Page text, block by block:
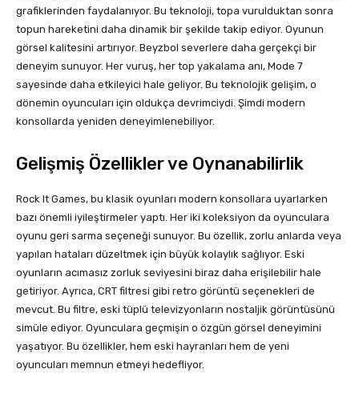
grafiklerinden faydalanıyor. Bu teknoloji, topa vurulduktan sonra
topun hareketini daha dinamik bir şekilde takip ediyor. Oyunun
görsel kalitesini artırıyor. Beyzbol severlere daha gerçekçi bir
deneyim sunuyor. Her vuruş, her top yakalama anı, Mode 7
sayesinde daha etkileyici hale geliyor. Bu teknolojik gelişim, o
dönemin oyuncuları için oldukça devrimciydi. Şimdi modern
konsollarda yeniden deneyimlenebiliyor.
Gelişmiş Özellikler ve Oynanabilirlik
Rock It Games, bu klasik oyunları modern konsollara uyarlarken
bazı önemli iyileştirmeler yaptı. Her iki koleksiyon da oyunculara
oyunu geri sarma seçeneği sunuyor. Bu özellik, zorlu anlarda veya
yapılan hataları düzeltmek için büyük kolaylık sağlıyor. Eski
oyunların acımasız zorluk seviyesini biraz daha erişilebilir hale
getiriyor. Ayrıca, CRT filtresi gibi retro görüntü seçenekleri de
mevcut. Bu filtre, eski tüplü televizyonların nostaljik görüntüsünü
simüle ediyor. Oyunculara geçmişin o özgün görsel deneyimini
yaşatıyor. Bu özellikler, hem eski hayranları hem de yeni
oyuncuları memnun etmeyi hedefliyor.